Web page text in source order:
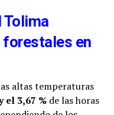
Tolima
en
altas temperaturas
el 3,67 %de las horas